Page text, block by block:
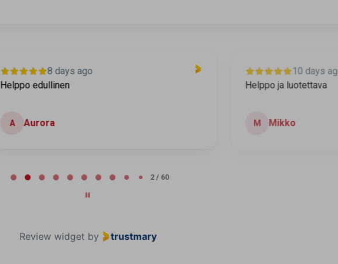
8 days ago
edullinen
Aurora
10 days ago
Helppo ja luotettava
Mikko
2 / 60
Review widget by trustmary